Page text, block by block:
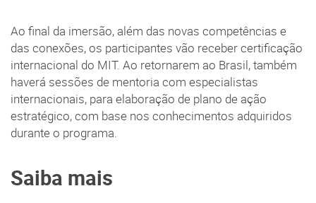
Ao final da imersão, além das novas competências e
das conexões, os participantes vão receber certificação
internacional do MIT. Ao retornarem ao Brasil, também
haverá sessões de mentoria com especialistas
internacionais, para elaboração de plano de ação
estratégico, com base nos conhecimentos adquiridos
durante o programa.
Saiba mais